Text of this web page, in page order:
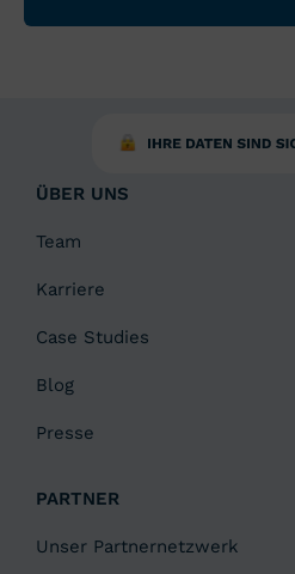
ÜBER UNS
Team
Karriere
Case Studies
Blog
Presse
PARTNER
Unser Partnernetzwerk